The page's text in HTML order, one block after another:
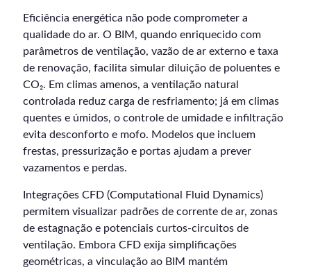
Eficiência energética não pode comprometer a
qualidade do ar. O BIM, quando enriquecido com
parâmetros de ventilação, vazão de ar externo e taxa
de renovação, facilita simular diluição de poluentes e
CO₂. Em climas amenos, a ventilação natural
controlada reduz carga de resfriamento; já em climas
quentes e úmidos, o controle de umidade e infiltração
evita desconforto e mofo. Modelos que incluem
frestas, pressurização e portas ajudam a prever
vazamentos e perdas.
Integrações CFD (Computational Fluid Dynamics)
permitem visualizar padrões de corrente de ar, zonas
de estagnação e potenciais curtos-circuitos de
ventilação. Embora CFD exija simplificações
geométricas, a vinculação ao BIM mantém